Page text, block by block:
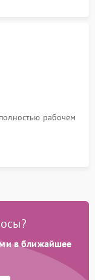
рабочем
в ближайшее